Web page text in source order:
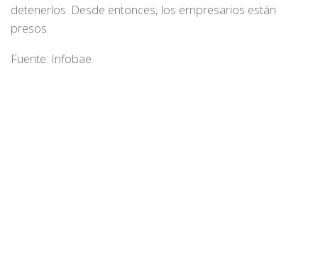
detenerlos. Desde entonces, los empresarios están
presos.
Fuente: Infobae